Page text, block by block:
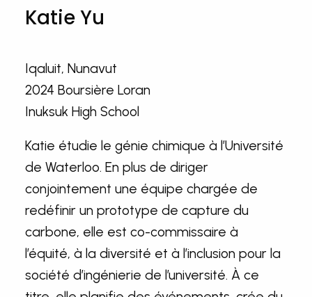
Katie Yu
Iqaluit, Nunavut
2024 Boursière Loran
Inuksuk High School
Katie étudie le génie chimique à l’Université
de Waterloo. En plus de diriger
conjointement une équipe chargée de
redéfinir un prototype de capture du
carbone, elle est co-commissaire à
l’équité, à la diversité et à l’inclusion pour la
société d’ingénierie de l’université. À ce